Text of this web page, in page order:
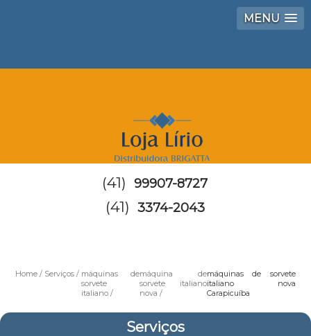
MENU
(41) 99907-8727
(41) 3374-2043
Home Serviços
máquinas de
sorvete
italiano
máquina de
sorvete italiano
nova
máquinas de sorvete
italiano nova
Carapicuíba
Serviços